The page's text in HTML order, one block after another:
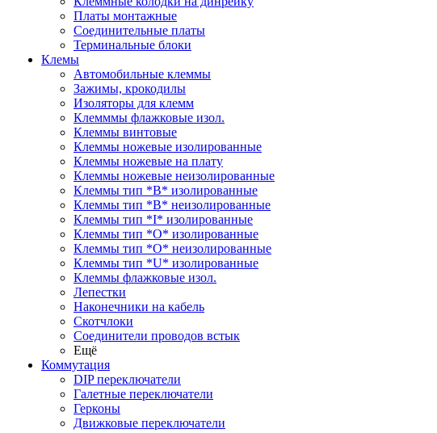
Платы монтажные
Соединительные платы
Терминальные блоки
Клемы
Автомобильные клеммы
Зажимы, крокодилы
Изоляторы для клемм
Клемммы флажковые изол.
Клеммы винтовые
Клеммы ножевые изолированные
Клеммы ножевые на плату
Клеммы ножевые неизолированные
Клеммы тип *B* изолированные
Клеммы тип *B* неизолированные
Клеммы тип *I* изолированные
Клеммы тип *O* изолированные
Клеммы тип *O* неизолированные
Клеммы тип *U* изолированные
Клеммы флажковые изол.
Лепестки
Наконечники на кабель
Скотчлоки
Соединители проводов встык
Ещё
Коммутация
DIP переключатели
Галетные переключатели
Герконы
Движковые переключатели